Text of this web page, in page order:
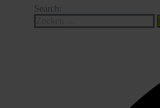
Search: